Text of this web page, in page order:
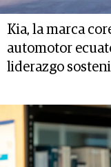
Kia, la marca
automotor
liderazgo